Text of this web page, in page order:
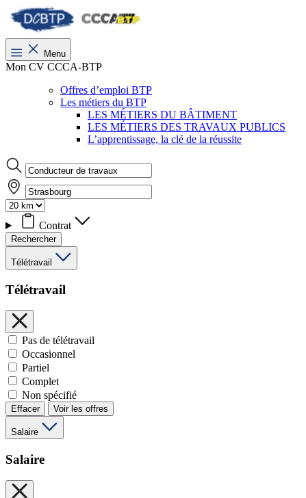
Menu
Mon CV CCCA-BTP
Offres d’emploi BTP
Les métiers du BTP
LES MÉTIERS DU BÂTIMENT
LES MÉTIERS DES TRAVAUX PUBLICS
L’apprentissage, la clé de la réussite
Contrat
Rechercher
Télétravail
Télétravail
Pas de télétravail
Occasionnel
Partiel
Complet
Non spécifié
Effacer Voir les offres
Salaire
Salaire